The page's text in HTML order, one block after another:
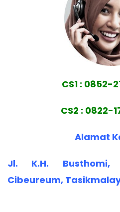
CS1 : 0852-
CS2 : 0822-
Alamat
Jl. K.H. Busthomi,
Cibeureum,